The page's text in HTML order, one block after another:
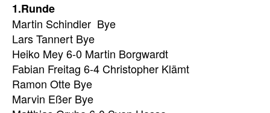
1.Runde
Martin Schindler Bye
Lars Tannert Bye
Heiko Mey 6-0 Martin Borgwardt
Fabian Freitag 6-4 Christopher Klämt
Ramon Otte Bye
Marvin Eßer Bye